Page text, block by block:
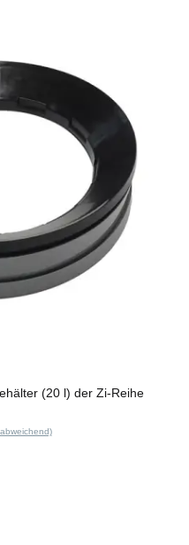
(20 l) der Zi-Reihe